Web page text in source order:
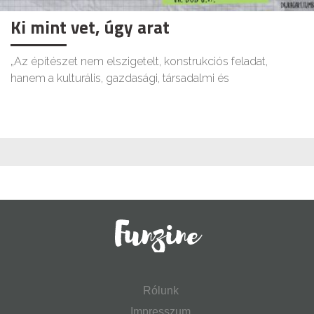
Ki mint vet, úgy arat
„Az építészet nem elszigetelt, konstrukciós feladat,
hanem a kulturális, gazdasági, társadalmi és
Rólunk
Impresszum